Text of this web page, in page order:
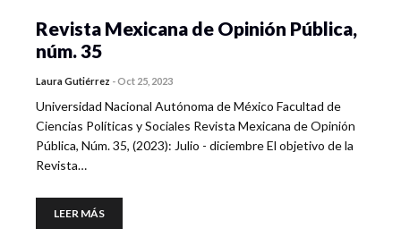
Revista Mexicana de Opinión Pública,
núm. 35
Laura Gutiérrez -Oct 25, 2023
Universidad Nacional Autónoma de México Facultad de
Ciencias Políticas y Sociales Revista Mexicana de Opinión
Pública, Núm. 35, (2023): Julio - diciembre El objetivo de la
Revista…
LEER MÁS